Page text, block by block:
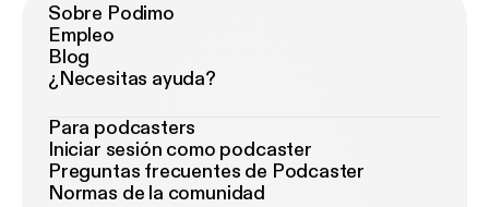
Sobre Podimo
Empleo
Blog
¿Necesitas ayuda?
Para podcasters
Iniciar sesión como podcaster
Preguntas frecuentes de Podcaster
Normas de la comunidad